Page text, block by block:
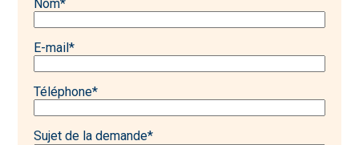
Nom*
E-mail*
Téléphone*
Sujet de la demande*